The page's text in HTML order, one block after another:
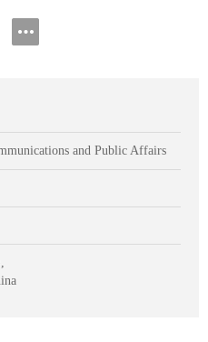
and Public Affairs